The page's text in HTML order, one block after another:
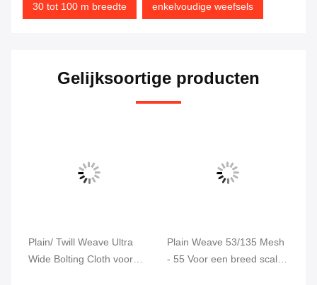
30 tot 100 m breedte enkelvoudige weefsels
Gelijksoortige producten
Plain Weave 53/135 Mesh
- 55 Voor een breed scala
43T-55 Kleine weefsel
ultrabreed gespannen stof